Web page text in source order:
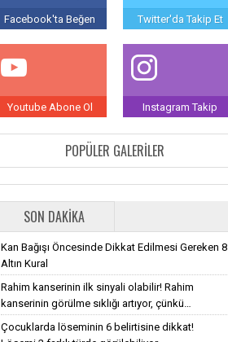
Facebook'ta Beğen Twitter'da Takip Et
Youtube Abone Ol Instagram Takip
POPÜLER GALERILER
SON DAKIKA
Kan Bağışı Öncesinde Dikkat Edilmesi Gereken 8
Altın Kural
Rahim kanserinin ilk sinyali olabilir! Rahim
kanserinin görülme sıklığı artıyor, çünkü…
Çocuklarda löseminin 6 belirtisine dikkat!